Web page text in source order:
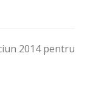
2014 pentru